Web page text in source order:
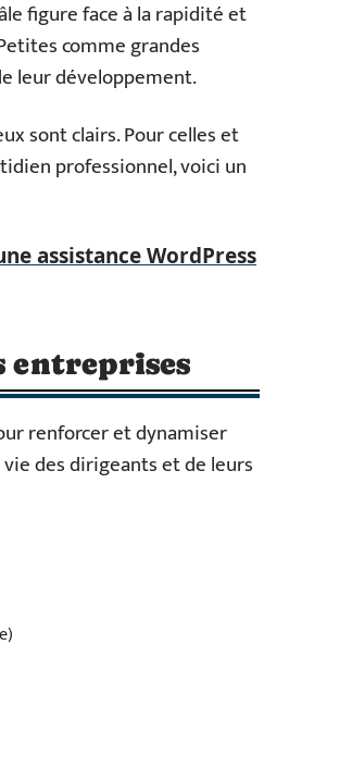
figure face à la rapidité et
comme grandes
leur développement.
sont clairs. Pour celles et
professionnel, voici un
assistance WordPress
entreprises
renforcer et dynamiser
des dirigeants et de leurs